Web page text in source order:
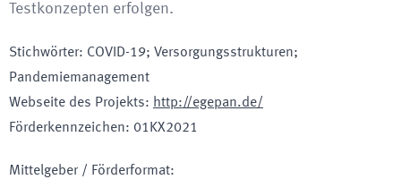
Testkonzepten erfolgen.
Stichwörter: COVID-19; Versorgungsstrukturen;
Pandemiemanagement
Webseite des Projekts: http://egepan.de/
Förderkennzeichen: 01KX2021
Mittelgeber / Förderformat: